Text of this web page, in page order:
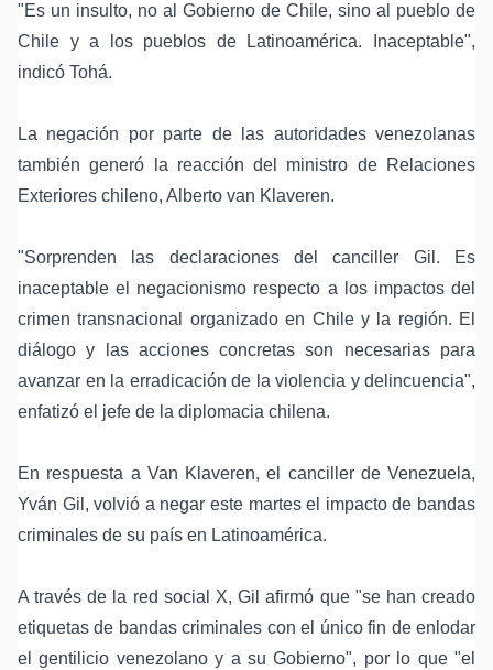
"Es un insulto, no al Gobierno de Chile, sino al pueblo de
Chile y a los pueblos de Latinoamérica. Inaceptable",
indicó Tohá.
La negación por parte de las autoridades venezolanas
también generó la reacción del ministro de Relaciones
Exteriores chileno, Alberto van Klaveren.
"Sorprenden las declaraciones del canciller Gil. Es
inaceptable el negacionismo respecto a los impactos del
crimen transnacional organizado en Chile y la región. El
diálogo y las acciones concretas son necesarias para
avanzar en la erradicación de la violencia y delincuencia",
enfatizó el jefe de la diplomacia chilena.
En respuesta a Van Klaveren, el canciller de Venezuela,
Yván Gil, volvió a negar este martes el impacto de bandas
criminales de su país en Latinoamérica.
A través de la red social X, Gil afirmó que "se han creado
etiquetas de bandas criminales con el único fin de enlodar
el gentilicio venezolano y a su Gobierno", por lo que "el